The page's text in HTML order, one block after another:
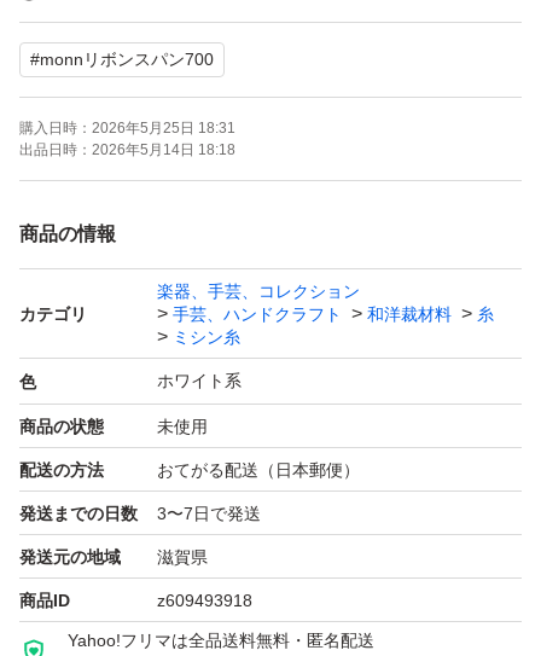
3個990円
4個1240円
5個1450円
6個1560円
7個1750円
8個1920円
10個～1個220円×個数で計算いたします。
在庫は沢山ございます。色の組み合わせ変更OKです！
ご購入後メッセージにてお伝えください。
monnリボンスパン700
#monnリボンスパン700
購入日時： 2026年5月25日 18:31
出品日時： 2026年5月14日 18:18
商品の情報
カテゴリ
楽器、手芸、コレクション
手芸、ハンドクラフト
和洋裁材料
糸
ミシン糸
色 ホワイト系
商品の状態 未使用
配送の方法 おてがる配送（日本郵便）
発送までの日数 3〜7日で発送
発送元の地域 滋賀県
商品ID z609493918
Yahoo!フリマは全品送料無料・匿名配送